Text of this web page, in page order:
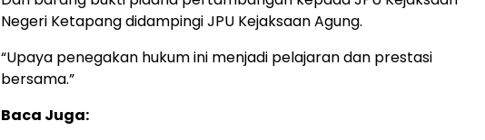
Negeri Ketapang didampingi JPU Kejaksaan Agung.
“Upaya penegakan hukum ini menjadi pelajaran dan prestasi
bersama.”
Baca Juga: